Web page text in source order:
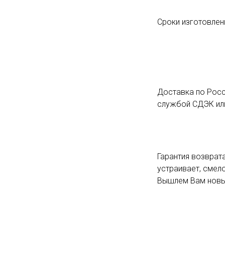
Сроки
Гарантия
устраивает,
Вышлем Вам
Доставка по
службой СДЭК